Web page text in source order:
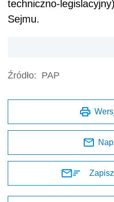
techniczno-
Sejmu.
Źródło: PAP